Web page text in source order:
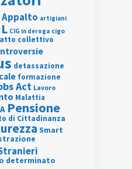
Appalto artigiani
CIG in deroga cigo
collettivo
detassazione
formazione
Act Lavoro
Malattia
Pensione
di Cittadinanza
Smart
determinato